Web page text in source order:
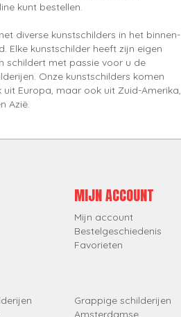
kunt bestellen.
diverse kunstschilders in het binnen-
Elke kunstschilder heeft zijn eigen
schildert met passie voor u de
Onze kunstschilders komen
uit Europa, maar ook uit Zuid-Amerika,
Azië.
MIJN ACCOUNT
Mijn account
Bestelgeschiedenis
Favorieten
Grappige schilderijen
Amsterdamse